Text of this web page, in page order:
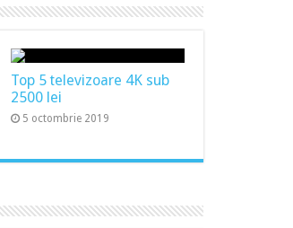
Top 5 televizoare 4K sub
2500 lei
5 octombrie 2019